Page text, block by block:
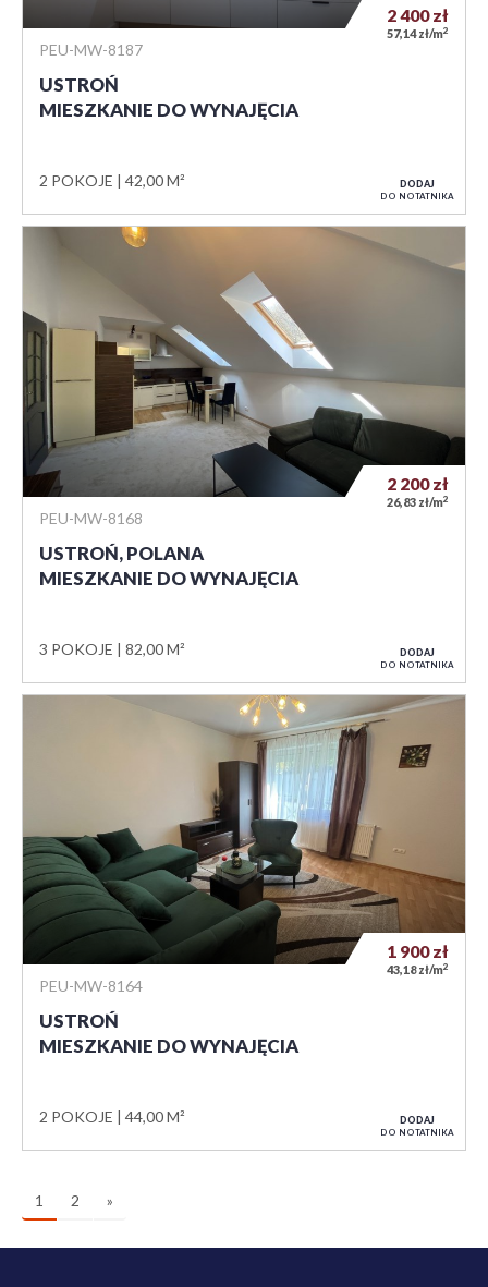
PEU-MW-8187
USTROŃ
MIESZKANIE DO WYNAJĘCIA
2 POKOJE 42,00 M²
2 400zł
57,14 zł/m2
DODAJ
DO NOTATNIKA
PEU-MW-8168
USTROŃ, POLANA
MIESZKANIE DO WYNAJĘCIA
3 POKOJE 82,00 M²
2 200zł
26,83 zł/m2
DODAJ
DO NOTATNIKA
PEU-MW-8164
USTROŃ
MIESZKANIE DO WYNAJĘCIA
2 POKOJE 44,00 M²
1 900zł
43,18 zł/m2
DODAJ
DO NOTATNIKA
1 2 »